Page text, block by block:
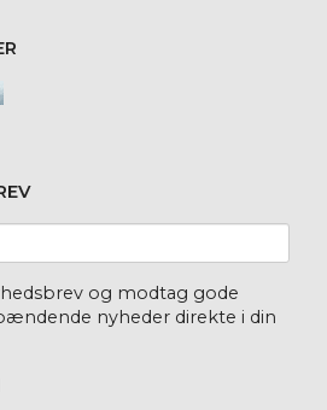
og modtag gode
nyheder direkte i din